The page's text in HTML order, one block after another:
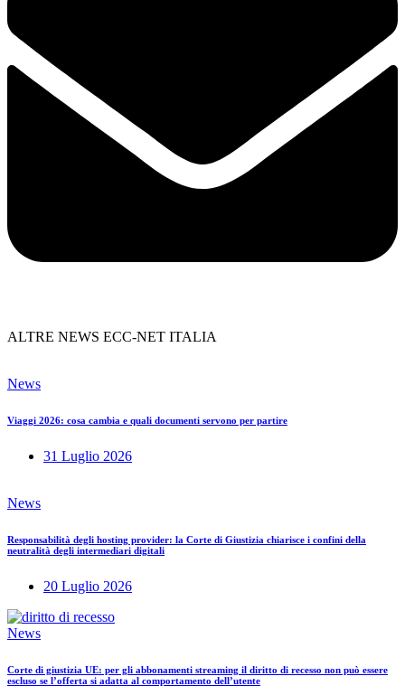
ALTRE NEWS ECC-NET ITALIA
News
Viaggi 2026: cosa cambia e quali documenti servono per partire
31 Luglio 2026
News
Responsabilità degli hosting provider: la Corte di Giustizia chiarisce i confini della
neutralità degli intermediari digitali
20 Luglio 2026
News
Corte di giustizia UE: per gli abbonamenti streaming il diritto di recesso non può essere
escluso se l’offerta si adatta al comportamento dell’utente